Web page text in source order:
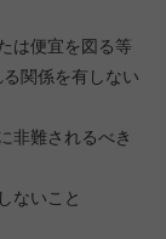
は便宜を図る等
関係を有しない
非難されるべき
ないこと